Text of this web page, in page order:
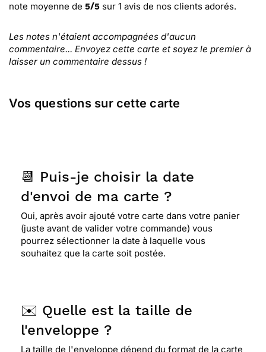
note moyenne de 5/5 sur 1 avis de nos clients adorés.
Les notes n'étaient accompagnées d'aucun
commentaire... Envoyez cette carte et soyez le premier à
laisser un commentaire dessus !
Vos questions sur cette carte
📆 Puis-je choisir la date
d'envoi de ma carte ?
Oui, après avoir ajouté votre carte dans votre panier
(juste avant de valider votre commande) vous
pourrez sélectionner la date à laquelle vous
souhaitez que la carte soit postée.
✉️ Quelle est la taille de
l'enveloppe ?
La taille de l'enveloppe dépend du format de la carte